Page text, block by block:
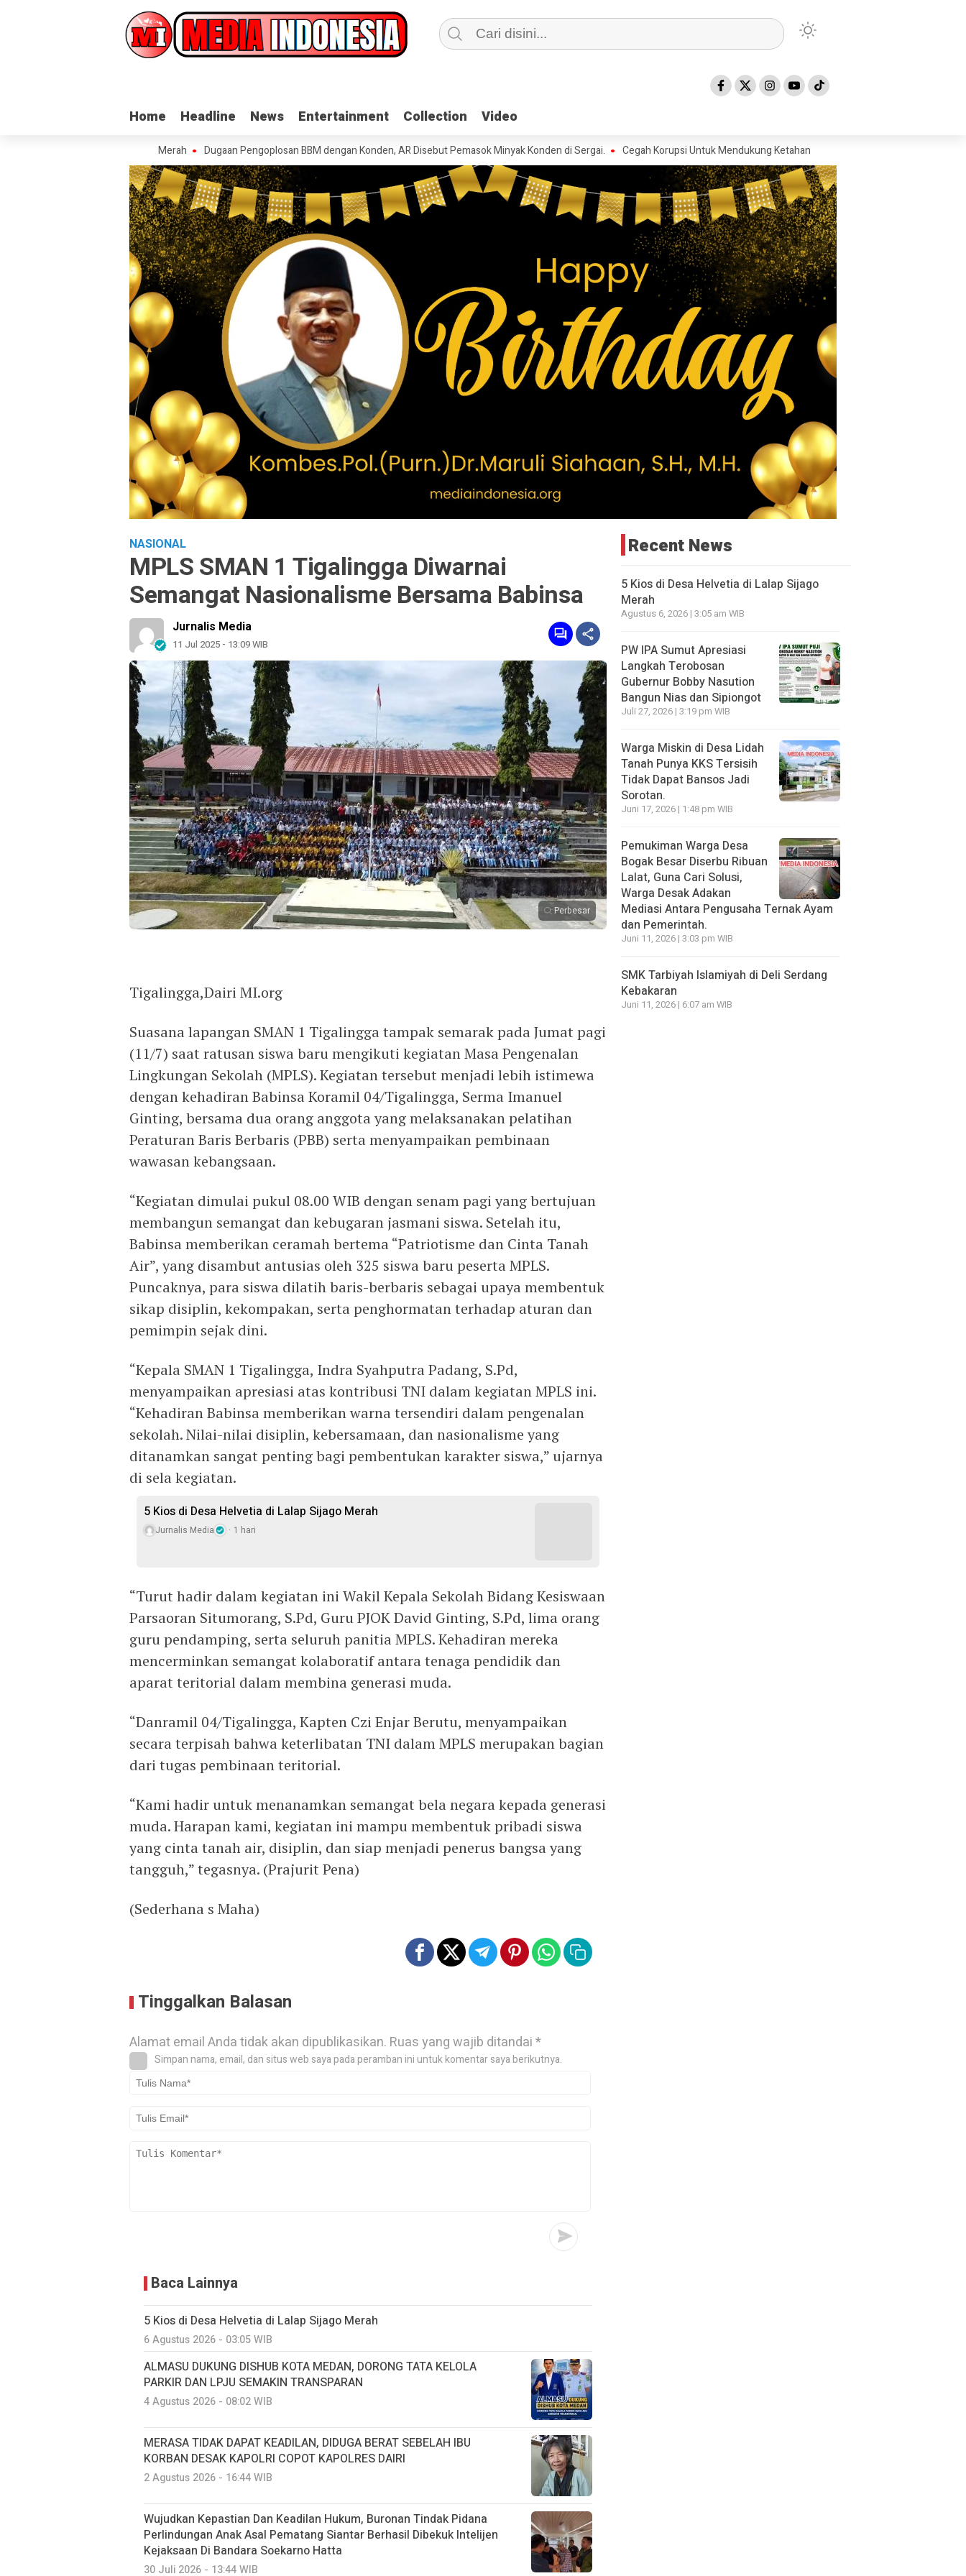
Home Headline News Entertainment Collection Video
Home Headline News Entertainment Collection Video
Dugaan Pengoplosan BBM dengan Konden, AR Disebut Pemasok Minyak Konden di Sergai. Cegah Korupsi Untuk Mendukung Ketahanan Pangan, Kejaksaan Tinggi Sumatera
NASIONAL
MPLS SMAN 1 Tigalingga Diwarnai
Semangat Nasionalisme Bersama Babinsa
Jurnalis Media
11 Jul 2025 - 13:09 WIB
Perbesar
Tigalingga,Dairi MI.org
Suasana lapangan SMAN 1 Tigalingga tampak semarak pada Jumat pagi
(11/7) saat ratusan siswa baru mengikuti kegiatan Masa Pengenalan
Lingkungan Sekolah (MPLS). Kegiatan tersebut menjadi lebih istimewa
dengan kehadiran Babinsa Koramil 04/Tigalingga, Serma Imanuel
Ginting, bersama dua orang anggota yang melaksanakan pelatihan
Peraturan Baris Berbaris (PBB) serta menyampaikan pembinaan
wawasan kebangsaan.
“Kegiatan dimulai pukul 08.00 WIB dengan senam pagi yang bertujuan
membangun semangat dan kebugaran jasmani siswa. Setelah itu,
Babinsa memberikan ceramah bertema “Patriotisme dan Cinta Tanah
Air”, yang disambut antusias oleh 325 siswa baru peserta MPLS.
Puncaknya, para siswa dilatih baris-berbaris sebagai upaya membentuk
sikap disiplin, kekompakan, serta penghormatan terhadap aturan dan
pemimpin sejak dini.
“Kepala SMAN 1 Tigalingga, Indra Syahputra Padang, S.Pd,
menyampaikan apresiasi atas kontribusi TNI dalam kegiatan MPLS ini.
“Kehadiran Babinsa memberikan warna tersendiri dalam pengenalan
sekolah. Nilai-nilai disiplin, kebersamaan, dan nasionalisme yang
ditanamkan sangat penting bagi pembentukan karakter siswa,” ujarnya
di sela kegiatan.
5 Kios di Desa Helvetia di Lalap Sijago Merah
Jurnalis Media 1 hari
“Turut hadir dalam kegiatan ini Wakil Kepala Sekolah Bidang Kesiswaan
Parsaoran Situmorang, S.Pd, Guru PJOK David Ginting, S.Pd, lima orang
guru pendamping, serta seluruh panitia MPLS. Kehadiran mereka
mencerminkan semangat kolaboratif antara tenaga pendidik dan
aparat teritorial dalam membina generasi muda.
“Danramil 04/Tigalingga, Kapten Czi Enjar Berutu, menyampaikan
secara terpisah bahwa keterlibatan TNI dalam MPLS merupakan bagian
dari tugas pembinaan teritorial.
“Kami hadir untuk menanamkan semangat bela negara kepada generasi
muda. Harapan kami, kegiatan ini mampu membentuk pribadi siswa
yang cinta tanah air, disiplin, dan siap menjadi penerus bangsa yang
tangguh,” tegasnya. (Prajurit Pena)
(Sederhana s Maha)
Tinggalkan Balasan
Alamat email Anda tidak akan dipublikasikan. Ruas yang wajib ditandai*
Simpan nama, email, dan situs web saya pada peramban ini untuk komentar saya berikutnya.
Baca Lainnya
5 Kios di Desa Helvetia di Lalap Sijago Merah
6 Agustus 2026 - 03:05 WIB
ALMASU DUKUNG DISHUB KOTA MEDAN, DORONG TATA KELOLA
PARKIR DAN LPJU SEMAKIN TRANSPARAN
4 Agustus 2026 - 08:02 WIB
MERASA TIDAK DAPAT KEADILAN, DIDUGA BERAT SEBELAH IBU
KORBAN DESAK KAPOLRI COPOT KAPOLRES DAIRI
2 Agustus 2026 - 16:44 WIB
Wujudkan Kepastian Dan Keadilan Hukum, Buronan Tindak Pidana
Perlindungan Anak Asal Pematang Siantar Berhasil Dibekuk Intelijen
Kejaksaan Di Bandara Soekarno Hatta
30 Juli 2026 - 13:44 WIB
Recent News
5 Kios di Desa Helvetia di Lalap Sijago
Merah
Agustus 6, 2026 | 3:05 am WIB
PW IPA Sumut Apresiasi
Langkah Terobosan
Gubernur Bobby Nasution
Bangun Nias dan Sipiongot
Juli 27, 2026 | 3:19 pm WIB
Warga Miskin di Desa Lidah
Tanah Punya KKS Tersisih
Tidak Dapat Bansos Jadi
Sorotan.
Juni 17, 2026 | 1:48 pm WIB
Pemukiman Warga Desa
Bogak Besar Diserbu Ribuan
Lalat, Guna Cari Solusi,
Warga Desak Adakan
Mediasi Antara Pengusaha Ternak Ayam
dan Pemerintah.
Juni 11, 2026 | 3:03 pm WIB
SMK Tarbiyah Islamiyah di Deli Serdang
Kebakaran
Juni 11, 2026 | 6:07 am WIB